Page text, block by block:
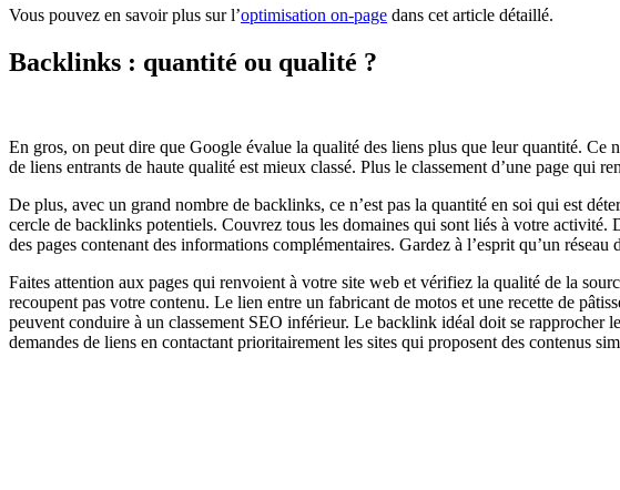
Vous pouvez en savoir plus sur l’optimisation on-page dans cet article détaillé.
Backlinks : quantité ou qualité ?
En gros, on peut dire que Google évalue la qualité des liens plus que leur quantité. Ce
de liens entrants de haute qualité est mieux classé. Plus le classement d’une page qui
De plus, avec un grand nombre de backlinks, ce n’est pas la quantité en soi qui est
cercle de backlinks potentiels. Couvrez tous les domaines qui sont liés à votre
des pages contenant des informations complémentaires. Gardez à l’esprit qu’un
Faites attention aux pages qui renvoient à votre site web et vérifiez la qualité de la
recoupent pas votre contenu. Le lien entre un fabricant de motos et une recette de
peuvent conduire à un classement SEO inférieur. Le backlink idéal doit se
demandes de liens en contactant prioritairement les sites qui proposent des contenus